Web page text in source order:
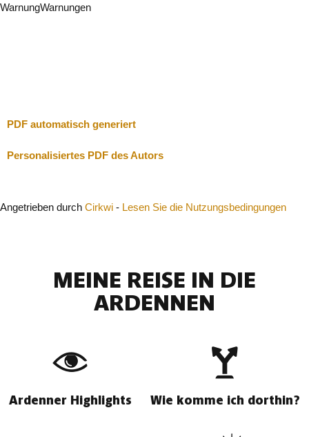
WarnungWarnungen
PDF automatisch generiert
Personalisiertes PDF des Autors
Angetrieben durch Cirkwi - Lesen Sie die Nutzungsbedingungen
MEINE REISE IN DIE
ARDENNEN
Ardenner Highlights Wie komme ich dorthin?